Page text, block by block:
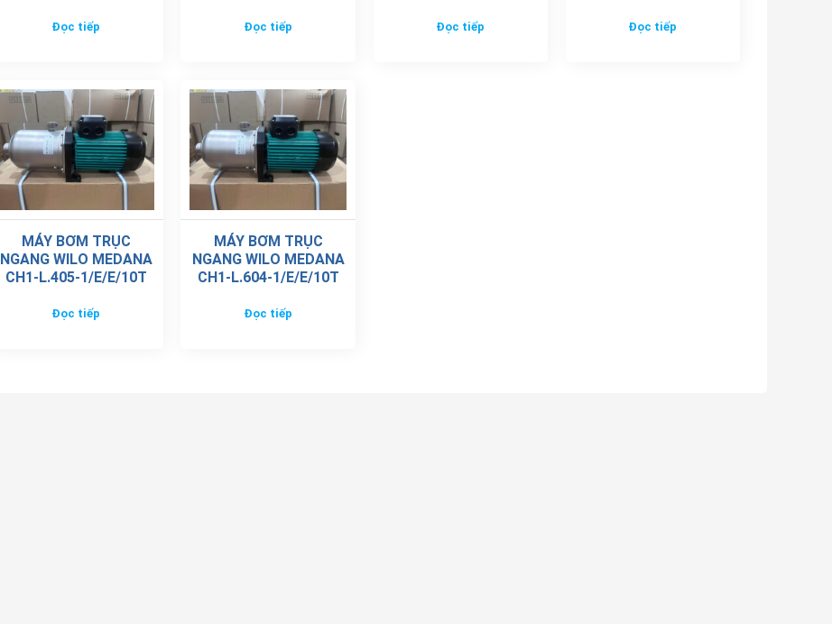
Đọc tiếp Đọc tiếp Đọc tiếp Đọc tiếp
MÁY BƠM TRỤC
NGANG WILO MEDANA
CH1-L.405-1/E/E/10T
Đọc tiếp
MÁY BƠM TRỤC
NGANG WILO MEDANA
CH1-L.604-1/E/E/10T
Đọc tiếp